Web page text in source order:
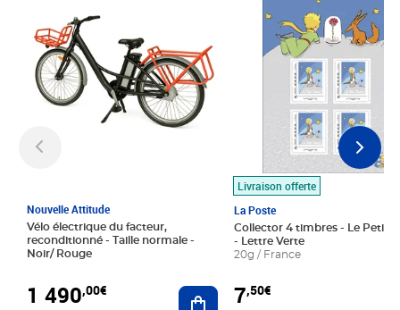
Nouvelle Attitude
Vélo électrique du facteur,
reconditionné - Taille normale -
Noir/ Rouge
1 490,00€ Ajouter au panier
Livraison offerte
La Poste
Collector 4 timbres - Le Petit
- Lettre Verte
20g / France
7,50€